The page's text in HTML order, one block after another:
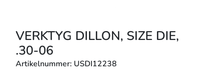
VERKTYG DILLON, SIZE DIE,
.30-06
Artikelnummer: USDI12238